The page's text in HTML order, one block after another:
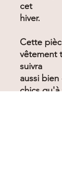
cet
hiver.
Cette
vêtement
suivra
aussi
chics qu'à